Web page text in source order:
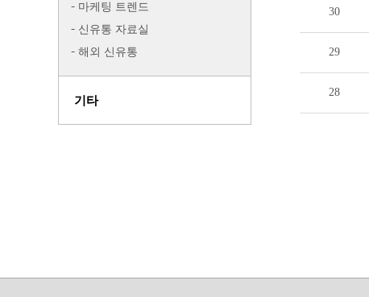
마케팅 트렌드
신유통 자료실
해외 신유통
기타
30
29
28